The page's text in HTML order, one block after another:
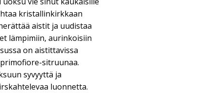
kristallinkirkkaan
aistit ja uudistaa
lämpimiin, aurinkoisiin
on aistittavissa
sitruunaa.
syvyyttä ja
luonnetta.